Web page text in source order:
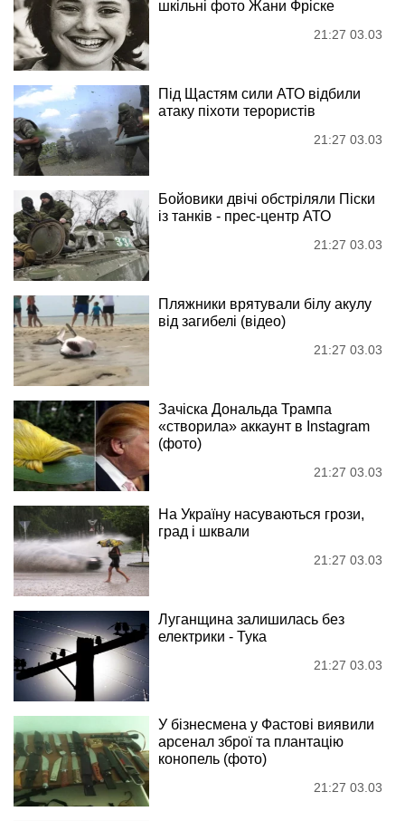
шкільні фото Жани Фріске
21:27 03.03
Під Щастям сили АТО відбили
атаку піхоти терористів
21:27 03.03
Бойовики двічі обстріляли Піски
із танків - прес-центр АТО
21:27 03.03
Пляжники врятували білу акулу
від загибелі (відео)
21:27 03.03
Зачіска Дональда Трампа
«створила» аккаунт в Instagram
(фото)
21:27 03.03
На Україну насуваються грози,
град і шквали
21:27 03.03
Луганщина залишилась без
електрики - Тука
21:27 03.03
У бізнесмена у Фастові виявили
арсенал зброї та плантацію
конопель (фото)
21:27 03.03